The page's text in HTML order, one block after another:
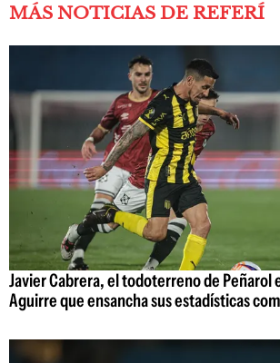
MÁS NOTICIAS DE REFERÍ
Javier Cabrera, el todoterreno de Peñarol
Aguirre que ensancha sus estadísticas